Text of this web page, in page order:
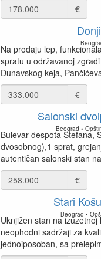
€
Na prodaju lep,
spratu u održavanoj
Dunavskog keja,
€
Salonski
Beograd •
Bulevar despota Stefana,
dvosobnog),1 sprat,
autentičan salonski stan
€
Stari
Beograd •
Uknjižen stan na
neophodni sadržaji za
jednoiposoban, sa